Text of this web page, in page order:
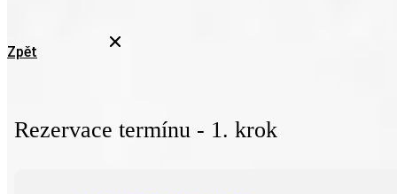
Zpět
Rezervace termínu - 1. krok